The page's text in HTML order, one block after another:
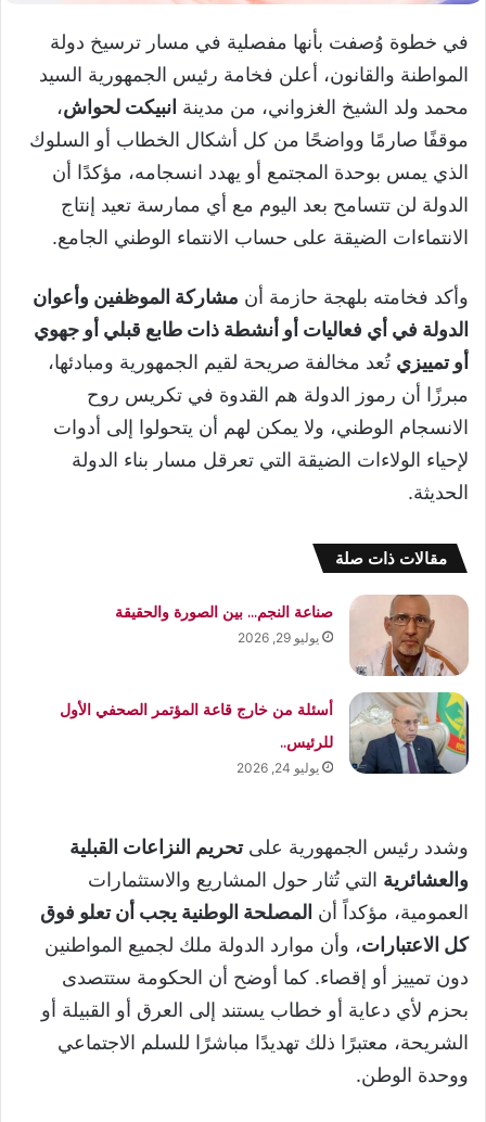
في خطوة وُصفت بأنها مفصلية في مسار ترسيخ دولة
المواطنة والقانون، أعلن فخامة رئيس الجمهورية السيد
محمد ولد الشيخ الغزواني، من مدينة انبيكت لحواش،
موقفًا صارمًا وواضحًا من كل أشكال الخطاب أو السلوك
الذي يمس بوحدة المجتمع أو يهدد انسجامه، مؤكدًا أن
الدولة لن تتسامح بعد اليوم مع أي ممارسة تعيد إنتاج
الانتماءات الضيقة على حساب الانتماء الوطني الجامع.
وأكد فخامته بلهجة حازمة أن مشاركة الموظفين وأعوان
الدولة في أي فعاليات أو أنشطة ذات طابع قبلي أو جهوي
أو تمييزي تُعد مخالفة صريحة لقيم الجمهورية ومبادئها،
مبرزًا أن رموز الدولة هم القدوة في تكريس روح
الانسجام الوطني، ولا يمكن لهم أن يتحولوا إلى أدوات
لإحياء الولاءات الضيقة التي تعرقل مسار بناء الدولة
الحديثة.
مقالات ذات صلة
صناعة النجم… بين الصورة والحقيقة
يوليو 29, 2026
أسئلة من خارج قاعة المؤتمر الصحفي الأول
للرئيس..
يوليو 24, 2026
وشدد رئيس الجمهورية علىتحريم النزاعات القبلية
والعشائرية التي تُثار حول المشاريع والاستثمارات
العمومية، مؤكداً أن المصلحة الوطنية يجب أن تعلو فوق
كل الاعتبارات، وأن موارد الدولة ملك لجميع المواطنين
دون تمييز أو إقصاء. كما أوضح أن الحكومة ستتصدى
بحزم لأي دعاية أو خطاب يستند إلى العرق أو القبيلة أو
الشريحة، معتبرًا ذلك تهديدًا مباشرًا للسلم الاجتماعي
ووحدة الوطن.